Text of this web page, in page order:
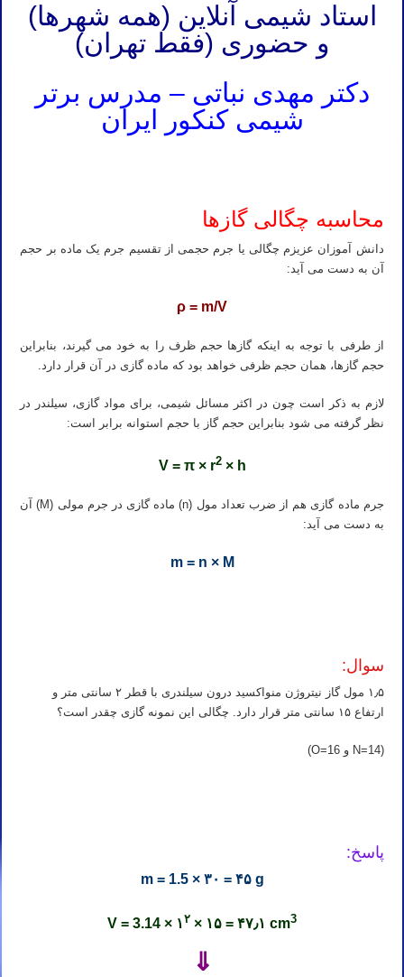
استاد شیمی آنلاین (همه شهرها)
و حضوری (فقط تهران)
دکتر مهدی نباتی – مدرس برتر
شیمی کنکور ایران
محاسبه چگالی گازها
دانش آموزان عزیزم چگالی یا جرم حجمی از تقسیم جرم یک ماده بر حجم
آن به دست می آید:
ρ = m/V
از طرفی با توجه به اینکه گازها حجم ظرف را به خود می گیرند، بنابراین
حجم گازها، همان حجم ظرفی خواهد بود که ماده گازی در آن قرار دارد.
لازم به ذکر است چون در اکثر مسائل شیمی، برای مواد گازی، سیلندر در
نظر گرفته می شود بنابراین حجم گاز با حجم استوانه برابر است:
V = π × r2× h
جرم ماده گازی هم از ضرب تعداد مول (n) ماده گازی در جرم مولی (M) آن
به دست می آید:
m = n × M
سوال:
۱٫۵ مول گاز نیتروژن منواکسید درون سیلندری با قطر ۲ سانتی متر و
ارتفاع ۱۵ سانتی متر قرار دارد. چگالی این نمونه گازی چقدر است؟
(N=14 و O=16)
پاسخ:
m = 1.5 × ۳۰ = ۴۵ g
V = 3.14 × ۱۲ × ۱۵ = ۴۷٫۱ cm3
⇓